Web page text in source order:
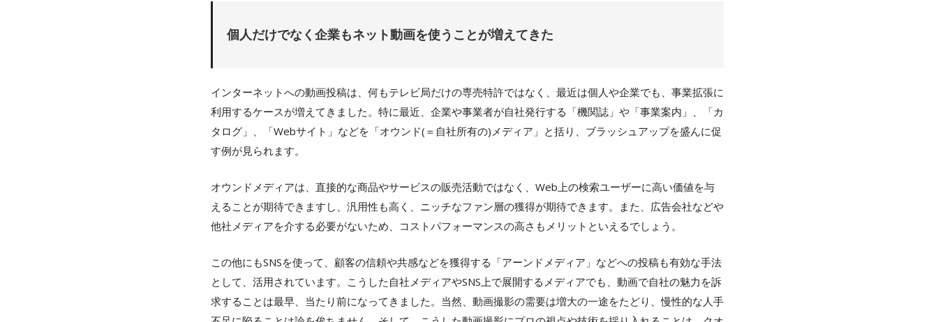
個人だけでなく企業もネット動画を使うことが増えてきた
インターネットへの動画投稿は、何もテレビ局だけの専売特許ではなく、最近は個人や企業でも、事業拡張に
利用するケースが増えてきました。特に最近、企業や事業者が自社発行する「機関誌」や「事業案内」、「カ
タログ」、「Webサイト」などを「オウンド(＝自社所有の)メディア」と括り、ブラッシュアップを盛んに促
す例が見られます。
オウンドメディアは、直接的な商品やサービスの販売活動ではなく、Web上の検索ユーザーに高い価値を与
えることが期待できますし、汎用性も高く、ニッチなファン層の獲得が期待できます。また、広告会社などや
他社メディアを介する必要がないため、コストパフォーマンスの高さもメリットといえるでしょう。
この他にもSNSを使って、顧客の信頼や共感などを獲得する「アーンドメディア」などへの投稿も有効な手法
として、活用されています。こうした自社メディアやSNS上で展開するメディアでも、動画で自社の魅力を訴
求することは最早、当たり前になってきました。当然、動画撮影の需要は増大の一途をたどり、慢性的な人手